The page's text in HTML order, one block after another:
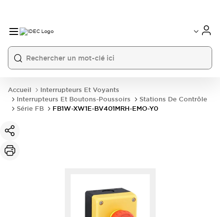
Accueil
Interrupteurs Et Voyants
Interrupteurs Et Boutons-Poussoirs
Stations De Contrôle
Série FB
FB1W-XW1E-BV401MRH-EMO-Y0